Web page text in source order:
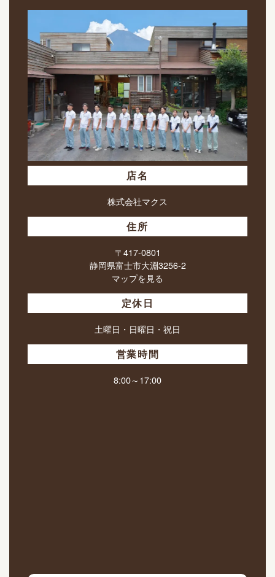
店名
株式会社マクス
住所
〒417-0801
静岡県富士市大淵3256-2
マップを見る
定休日
土曜日・日曜日・祝日
営業時間
8:00～17:00